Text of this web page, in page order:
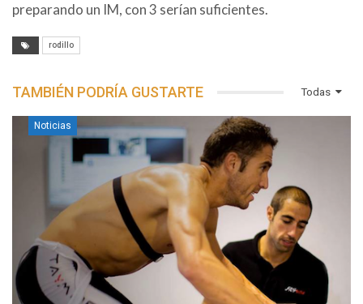
preparando un IM, con 3 serían suficientes.
rodillo
Todas
TAMBIÉN PODRÍA GUSTARTE
Noticias